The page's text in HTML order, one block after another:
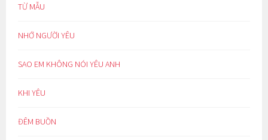
TỪ MẪU
NHỚ NGƯỜI YÊU
SAO EM KHÔNG NÓI YÊU ANH
KHI YÊU
ĐÊM BUỒN